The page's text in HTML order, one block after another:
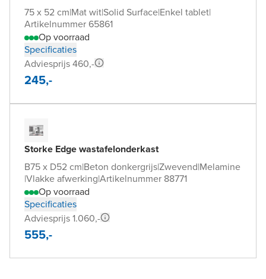
75 x 52 cm|Mat wit|Solid Surface|Enkel tablet|
Artikelnummer 65861
Op voorraad
Specificaties
Adviesprijs 460,-
245,-
Storke Edge wastafelonderkast
B75 x D52 cm|Beton donkergrijs|Zwevend|Melamine
|Vlakke afwerking|Artikelnummer 88771
Op voorraad
Specificaties
Adviesprijs 1.060,-
555,-